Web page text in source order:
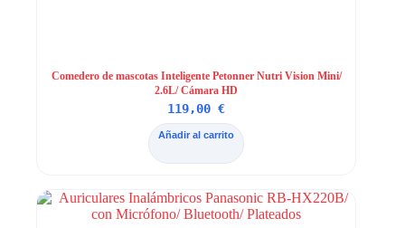
Comedero de mascotas Inteligente Petonner Nutri Vision Mini/
2.6L/ Cámara HD
119,00€
Añadir al carrito